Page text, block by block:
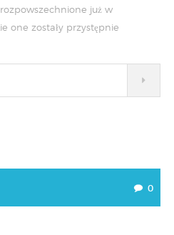
już w
one zostały przystępnie
0